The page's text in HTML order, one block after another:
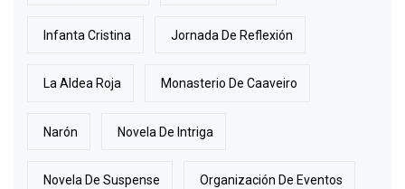
Infanta Cristina Jornada De Reflexión
La Aldea Roja Monasterio De Caaveiro
Narón Novela De Intriga
Novela De Suspense Organización De Eventos